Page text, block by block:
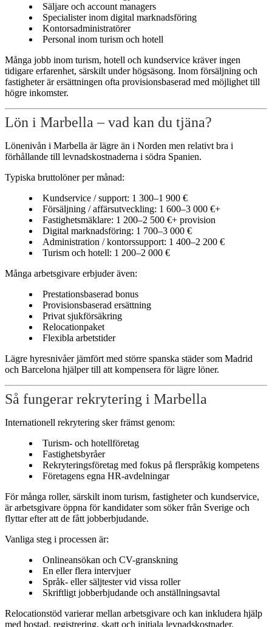
Säljare och account managers
Specialister inom digital marknadsföring
Kontorsadministratörer
Personal inom turism och hotell
Många jobb inom turism, hotell och kundservice kräver ingen
tidigare erfarenhet, särskilt under högsäsong. Inom försäljning och
fastigheter är ersättningen ofta provisionsbaserad med möjlighet till
högre inkomster.
Lön i Marbella – vad kan du tjäna?
Lönenivån i Marbella är lägre än i Norden men relativt bra i
förhållande till levnadskostnaderna i södra Spanien.
Typiska bruttolöner per månad:
Kundservice / support: 1 300–1 900 €
Försäljning / affärsutveckling: 1 600–3 000 €+
Fastighetsmäklare: 1 200–2 500 €+ provision
Digital marknadsföring: 1 700–3 000 €
Administration / kontorssupport: 1 400–2 200 €
Turism och hotell: 1 200–2 000 €
Många arbetsgivare erbjuder även:
Prestationsbaserad bonus
Provisionsbaserad ersättning
Privat sjukförsäkring
Relocationpaket
Flexibla arbetstider
Lägre hyresnivåer jämfört med större spanska städer som Madrid
och Barcelona hjälper till att kompensera för lägre löner.
Så fungerar rekrytering i Marbella
Internationell rekrytering sker främst genom:
Turism- och hotellföretag
Fastighetsbyråer
Rekryteringsföretag med fokus på flerspråkig kompetens
Företagens egna HR-avdelningar
För många roller, särskilt inom turism, fastigheter och kundservice,
är arbetsgivare öppna för kandidater som söker från Sverige och
flyttar efter att de fått jobberbjudande.
Vanliga steg i processen är:
Onlineansökan och CV-granskning
En eller flera intervjuer
Språk- eller säljtester vid vissa roller
Skriftligt jobberbjudande och anställningsavtal
Relocationstöd varierar mellan arbetsgivare och kan inkludera hjälp
med bostad, registrering, skatt och initiala levnadskostnader.